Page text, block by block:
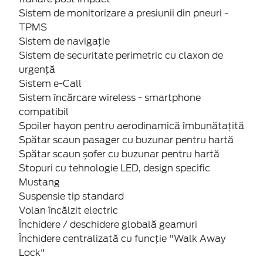
Sistem de monitorizare a presiunii din pneuri -
TPMS
Sistem de navigație
Sistem de securitate perimetric cu claxon de
urgență
Sistem e-Call
Sistem încărcare wireless - smartphone
compatibil
Spoiler hayon pentru aerodinamică îmbunătațită
Spătar scaun pasager cu buzunar pentru hartă
Spătar scaun șofer cu buzunar pentru hartă
Stopuri cu tehnologie LED, design specific
Mustang
Suspensie tip standard
Volan încălzit electric
Închidere / deschidere globală geamuri
Închidere centralizată cu funcție "Walk Away
Lock"